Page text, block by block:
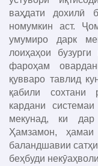
ваҳдати дохилӣ
номумкин аст.
умумиро дарк
лоиҳаҳои
фароҳам
қувваро тавлид
қабили сохтани
кардани
мекунад, ки дар
Ҳамзамон,
баландшавии
беҳбуди